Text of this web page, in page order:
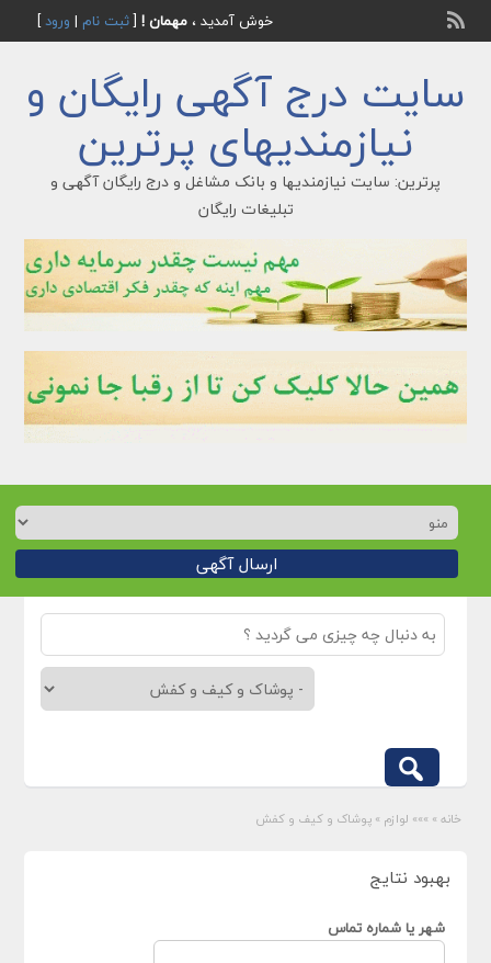
خوش آمدید ، مهمان ![ثبت نام | ورود]
سایت درج آگهی رایگان و
نیازمندیهای پرترین
پرترین: سایت نیازمندیها و بانک مشاغل و درج رایگان آگهی و
تبلیغات رایگان
ارسال آگهی
خانه » »»» لوازم » پوشاک و کیف و کفش
بهبود نتایج
شهر یا شماره تماس